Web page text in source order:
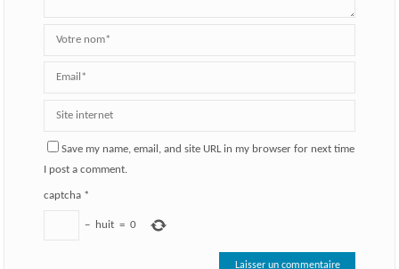
Save my name, email, and site URL in my browser for next time
I post a comment.
captcha*
− huit = 0